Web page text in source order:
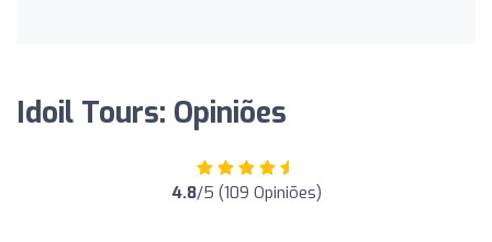
Idoil Tours: Opiniões
4.8/5 (109 Opiniões)